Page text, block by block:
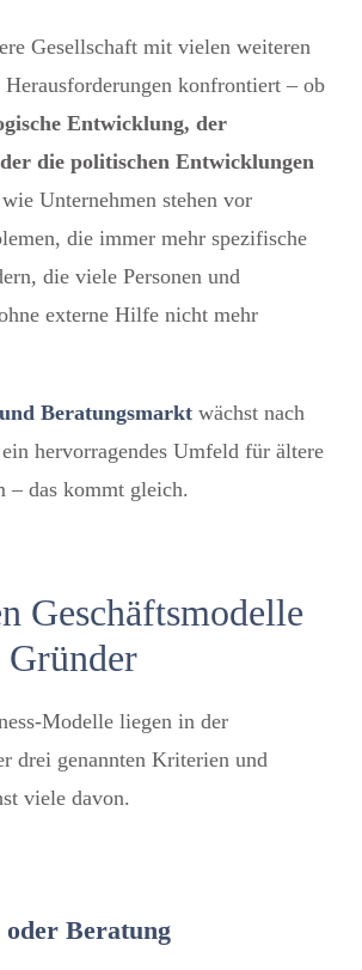
Gesellschaft mit vielen weiteren
konfrontiert – ob
Entwicklung, der
die politischen Entwicklungen
Unternehmen stehen vor
die immer mehr spezifische
die viele Personen und
externe Hilfe nicht mehr
Beratungsmarkt wächst nach
hervorragendes Umfeld für ältere
– das kommt gleich.
Geschäftsmodelle
Modelle liegen in der
drei genannten Kriterien und
viele davon.
oder Beratung